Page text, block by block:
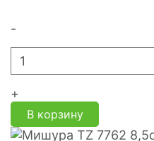
-
+
В корзину